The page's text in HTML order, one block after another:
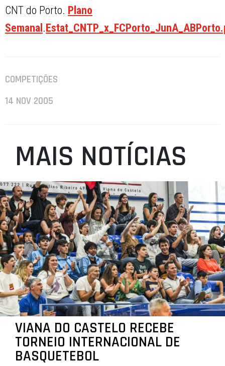
CNT do Porto. Plano
Semanal .
COMPETIÇÕES
14 NOV 2005
MAIS NOTÍCIAS
VIANA DO CASTELO RECEBE
TORNEIO INTERNACIONAL DE
BASQUETEBOL